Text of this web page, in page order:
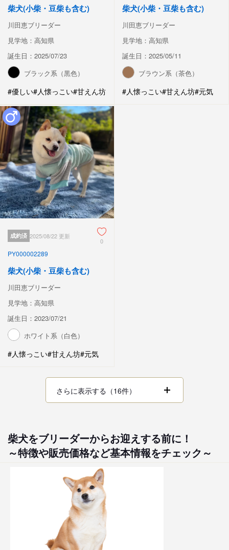
柴犬(小柴・豆柴も含む)
川田恵ブリーダー
見学地：高知県
誕生日：2025/07/23
ブラック系（黒色）
#優しい#人懐っこい#甘えん坊
柴犬(小柴・豆柴も含む)
川田恵ブリーダー
見学地：高知県
誕生日：2025/05/11
ブラウン系（茶色）
#人懐っこい#甘えん坊#元気
成約済 2025/08/22 更新
0
PY000002289
柴犬(小柴・豆柴も含む)
川田恵ブリーダー
見学地：高知県
誕生日：2023/07/21
ホワイト系（白色）
#人懐っこい#甘えん坊#元気
さらに表示する（16件）
柴犬をブリーダーからお迎えする前に！
～特徴や販売価格など基本情報をチェック～